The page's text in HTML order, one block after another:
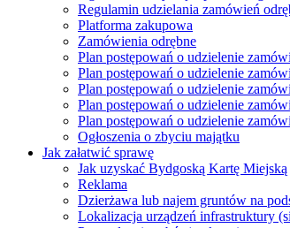
Regulamin udzielania zamówień
Platforma zakupowa
Zamówienia odrębne
Plan postępowań o udzielenie
Plan postępowań o udzielenie
Plan postępowań o udzielenie
Plan postępowań o udzielenie
Plan postępowań o udzielenie
Ogłoszenia o zbyciu majątku
Jak załatwić sprawę
Jak uzyskać Bydgoską Kartę Miejską
Reklama
Dzierżawa lub najem gruntów na
Lokalizacja urządzeń infrastruktury